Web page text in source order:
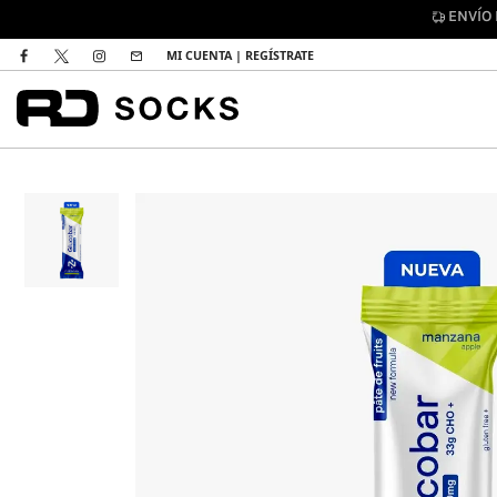
MI CUENTA | REGÍSTRATE